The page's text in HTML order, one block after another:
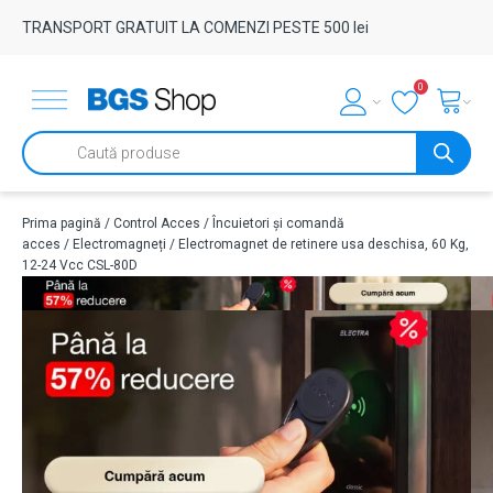
TRANSPORT GRATUIT LA COMENZI PESTE 500 lei
0
Products
search
Prima pagină / Control Acces / Încuietori și comandă
acces / Electromagneți / Electromagnet de retinere usa deschisa, 60 Kg,
12-24 Vcc CSL-80D